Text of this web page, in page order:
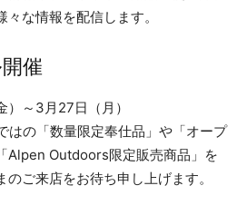
な情報を配信します。
催
～3月27日（月）
の「数量限定奉仕品」や「オープ
Alpen Outdoors限定販売商品」を
ご来店をお待ち申し上げます。